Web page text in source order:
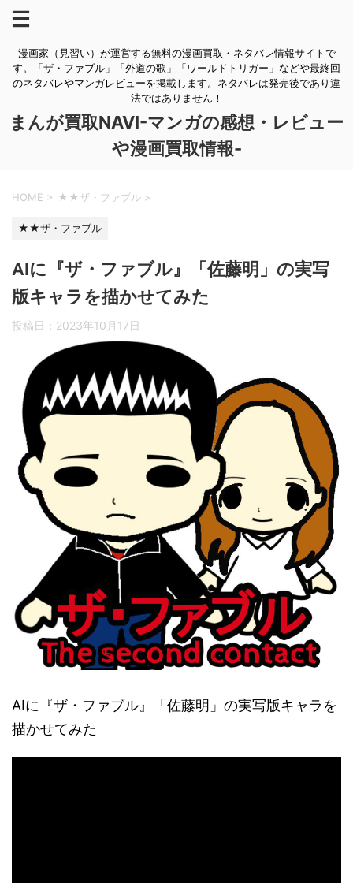
漫画家（見習い）が運営する無料の漫画買取・ネタバレ情報サイトで
す。「ザ・ファブル」「外道の歌」「ワールドトリガー」などや最終回
のネタバレやマンガレビューを掲載します。ネタバレは発売後であり違
法ではありません！
まんが買取NAVI-マンガの感想・レビュー
や漫画買取情報-
HOME > ★★ザ・ファブル >
★★ザ・ファブル
AIに『ザ・ファブル』「佐藤明」の実写
版キャラを描かせてみた
投稿日： 2023年10月17日
AIに『ザ・ファブル』「佐藤明」の実写版キャラを
描かせてみた